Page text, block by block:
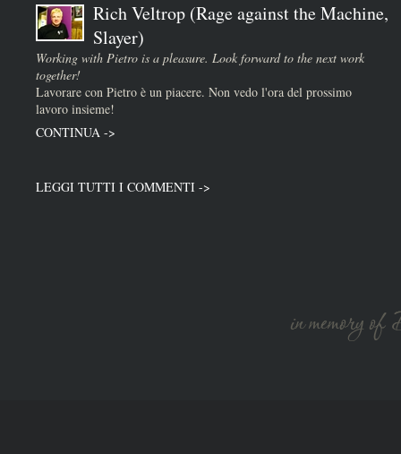
Rich Veltrop (Rage against the Machine,
Slayer)
Working with Pietro is a pleasure. Look forward to the next work
together!
Lavorare con Pietro è un piacere. Non vedo l'ora del prossimo
lavoro insieme!
CONTINUA ->
LEGGI TUTTI I COMMENTI ->